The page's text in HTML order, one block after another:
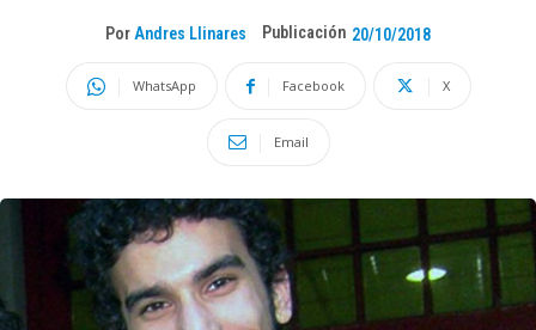
Por Andres Llinares Publicación 20/10/2018
WhatsApp Facebook X
Email